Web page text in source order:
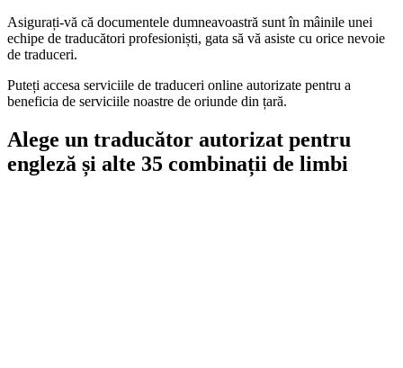
Asigurați-vă că documentele dumneavoastră sunt în mâinile unei
echipe de traducători profesioniști, gata să vă asiste cu orice nevoie
de traduceri.
Puteți accesa serviciile de traduceri online autorizate pentru a
beneficia de serviciile noastre de oriunde din țară.
Alege un traducător autorizat pentru
engleză și alte 35 combinații de limbi